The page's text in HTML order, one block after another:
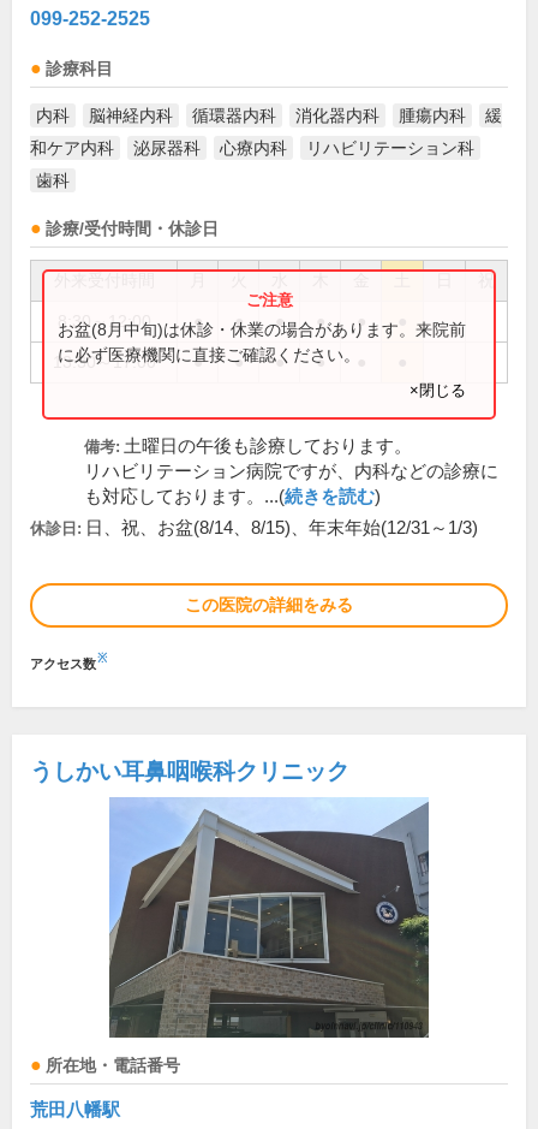
099-252-2525
診療科目
内科 脳神経内科 循環器内科 消化器内科 腫瘍内科
緩
和ケア内科
泌尿器科 心療内科
リハビリテーション科
歯科
診療/受付時間・休診日
祝
8:30～12:00 ● ● ● ● ●
13:30～17:00 ● ● ● ●
お盆(8月中旬)は休診・休業の場合があります。来院前
に必ず医療機関に直接ご確認ください。
×閉じる
備考: 土曜日の午後も診療しております。
リハビリテーション病院ですが、内科などの診療に
も対応しております。...(続きを読む)
休診日: 日、祝、お盆(8/14、8/15)、年末年始(12/31～1/3)
この医院の詳細をみる
アクセス数※
うしかい耳鼻咽喉科クリニック
所在地・電話番号
荒田八幡駅